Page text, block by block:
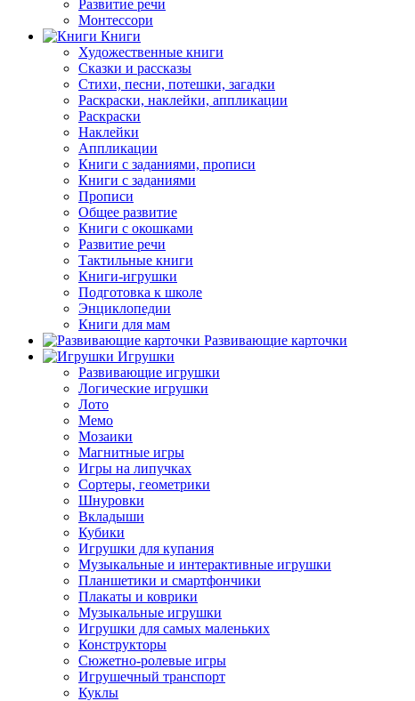
Развитие речи
Монтессори
Книги
Художественные книги
Сказки и рассказы
Стихи, песни, потешки, загадки
Раскраски, наклейки, аппликации
Раскраски
Наклейки
Аппликации
Книги с заданиями, прописи
Книги с заданиями
Прописи
Общее развитие
Книги с окошками
Развитие речи
Тактильные книги
Книги-игрушки
Подготовка к школе
Энциклопедии
Книги для мам
Развивающие карточки
Игрушки
Развивающие игрушки
Логические игрушки
Лото
Мемо
Мозаики
Магнитные игры
Игры на липучках
Сортеры, геометрики
Шнуровки
Вкладыши
Кубики
Игрушки для купания
Музыкальные и интерактивные игрушки
Планшетики и смартфончики
Плакаты и коврики
Музыкальные игрушки
Игрушки для самых маленьких
Конструкторы
Сюжетно-ролевые игры
Игрушечный транспорт
Куклы